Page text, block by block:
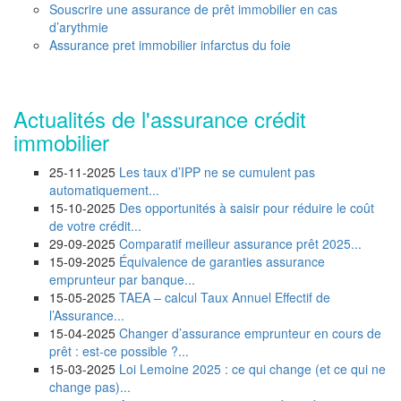
Souscrire une assurance de prêt immobilier en cas
d’arythmie
Assurance pret immobilier infarctus du foie
Actualités de l'assurance crédit
immobilier
25-11-2025 Les taux d’IPP ne se cumulent pas
automatiquement...
15-10-2025 Des opportunités à saisir pour réduire le coût
de votre crédit...
29-09-2025 Comparatif meilleur assurance prêt 2025...
15-09-2025 Équivalence de garanties assurance
emprunteur par banque...
15-05-2025 TAEA – calcul Taux Annuel Effectif de
l’Assurance...
15-04-2025 Changer d’assurance emprunteur en cours de
prêt : est-ce possible ?...
15-03-2025 Loi Lemoine 2025 : ce qui change (et ce qui ne
change pas)...